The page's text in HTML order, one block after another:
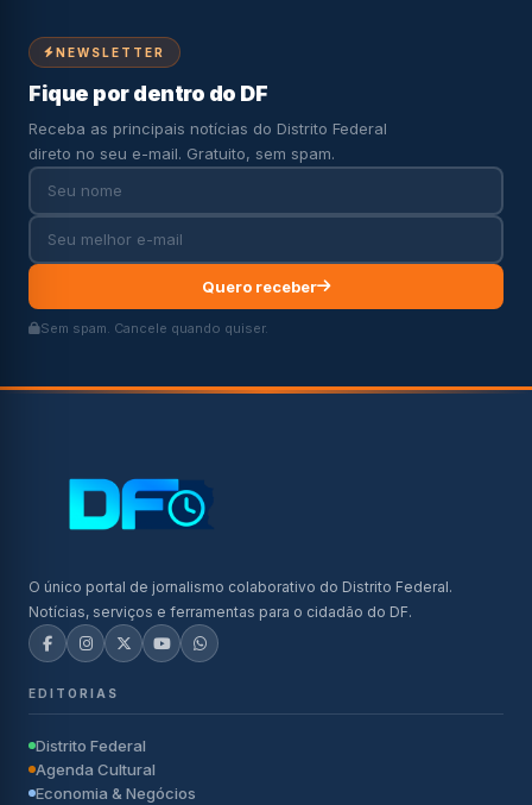
NEWSLETTER
Fique por dentro do DF
Receba as principais notícias do Distrito Federal
direto no seu e-mail. Gratuito, sem spam.
Quero receber
Sem spam. Cancele quando quiser.
O único portal de jornalismo colaborativo do Distrito Federal.
Notícias, serviços e ferramentas para o cidadão do DF.
EDITORIAS
Distrito Federal
Agenda Cultural
Economia & Negócios